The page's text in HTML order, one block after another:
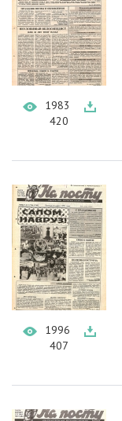
1983
420
1996
407